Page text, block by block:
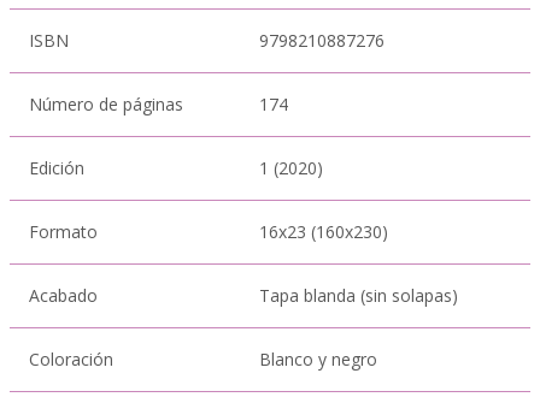
ISBN 9798210887276
Número de páginas 174
Edición 1 (2020)
Formato 16x23 (160x230)
Acabado Tapa blanda (sin solapas)
Coloración Blanco y negro